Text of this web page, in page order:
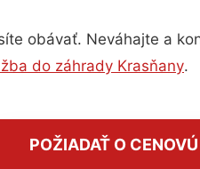
obávať. Neváhajte a
do záhrady Krasňany.
POŽIADAŤ O